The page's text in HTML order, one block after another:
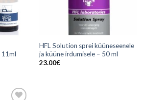
11ml
HFL Solution sprei küüneseenele
ja küüne irdumisele – 50 ml
23.00€